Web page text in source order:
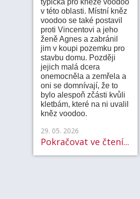
v této oblasti. Místní kněz
voodoo se také postavil
proti Vincentovi a jeho
ženě Agnes a zabránil
jim v koupi pozemku pro
stavbu domu. Později
jejich malá dcera
onemocněla a zemřela a
oni se domnívají, že to
bylo alespoň zčásti kvůli
kletbám, které na ni uvalil
kněz voodoo.
29. 05. 2026
Pokračovat ve čtení...